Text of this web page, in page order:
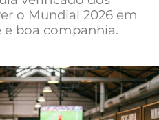
o Mundial 2026 em
boa companhia.